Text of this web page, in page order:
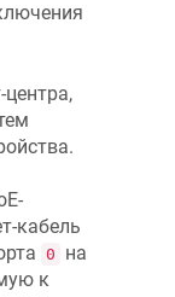
кабель
0
на
к